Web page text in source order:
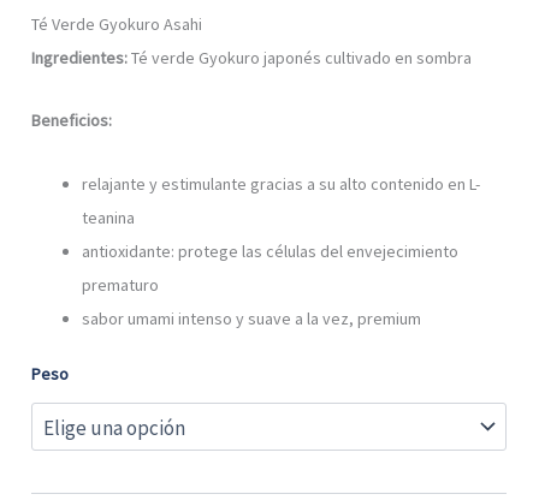
Té Verde Gyokuro Asahi
Ingredientes:Té verde Gyokuro japonés cultivado en sombra
Beneficios:
relajante y estimulante gracias a su alto contenido en L-
teanina
antioxidante: protege las células del envejecimiento
prematuro
sabor umami intenso y suave a la vez, premium
Peso